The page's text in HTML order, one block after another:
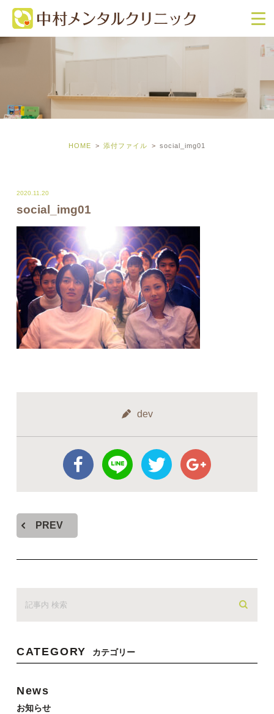
HOME 添付ファイル social_img01
2020.11.20
social_img01
dev
PREV
CATEGORY カテゴリー
News
お知らせ